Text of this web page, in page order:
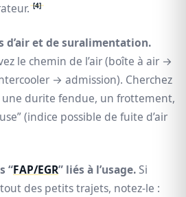
[4]
d’air et de suralimentation.
le chemin de l’air (boîte à air →
→ admission). Cherchez
une durite fendue, un frottement,
(indice possible de fuite d’air
“FAP/EGR” liés à l’usage.Si
des petits trajets, notez-le :